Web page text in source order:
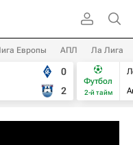
Европы АПЛ Ла Лига
0
2
Футбол
2-й тайм